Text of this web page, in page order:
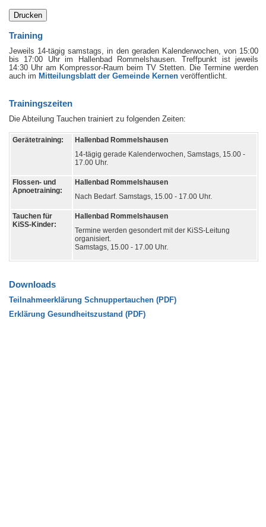
Training
Jeweils 14-tägig samstags, in den geraden Kalenderwochen, von 15:00
bis 17:00 Uhr im Hallenbad Rommelshausen. Treffpunkt ist jeweils
14:30 Uhr am Kompressor-Raum beim TV Stetten. Die Termine werden
auch im Mitteilungsblatt der Gemeinde Kernen veröffentlicht.
Trainingszeiten
Die Abteilung Tauchen trainiert zu folgenden Zeiten:
Gerätetraining:
Hallenbad Rommelshausen
14-tägig gerade Kalenderwochen, Samstags, 15.00 -
17.00 Uhr.
Flossen- und
Apnoetraining:
Hallenbad Rommelshausen
Nach Bedarf. Samstags, 15.00 - 17.00 Uhr.
Tauchen für
KiSS-Kinder:
Hallenbad Rommelshausen
Termine werden gesondert mit der KiSS-Leitung
organisiert.
Samstags, 15.00 - 17.00 Uhr.
Downloads
Teilnahmeerklärung Schnuppertauchen (PDF)
Erklärung Gesundheitszustand (PDF)